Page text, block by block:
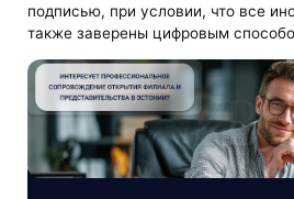
подписью, при условии, что все
также заверены цифровым